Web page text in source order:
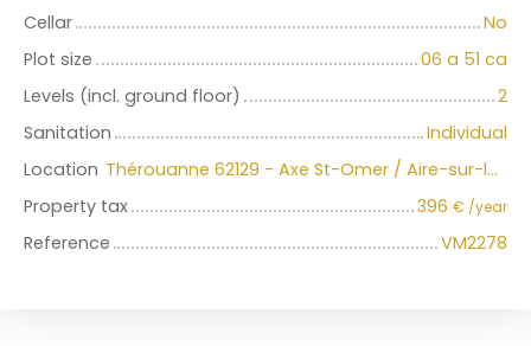
Cellar
No
Plot size
06 a 51 ca
Levels (incl. ground floor)
2
Sanitation
Individual
Location
Thérouanne 62129 - Axe St-Omer / Aire-sur-la-Lys
Property tax
396 € /year
Reference VM2278